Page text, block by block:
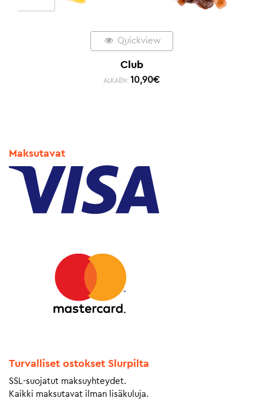
Quickview
Club
ALKAEN: 10,90€
Maksutavat
Turvalliset ostokset Slurpilta
SSL-suojatut maksuyhteydet.
Kaikki maksutavat ilman lisäkuluja.